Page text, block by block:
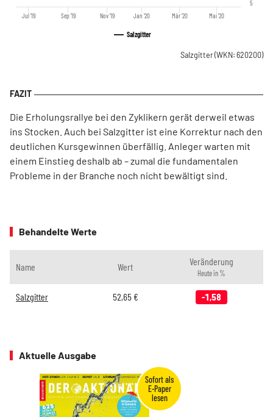
Salzgitter
Jul '19 Sep '19 Nov '19 Jan '20 Mär '20 Mai '20
5
Salzgitter(WKN: 620200)
Die Erholungsrallye bei den Zyklikern gerät derweil etwas
ins Stocken. Auch bei Salzgitter ist eine Korrektur nach den
deutlichen Kursgewinnen überfällig. Anleger warten mit
einem Einstieg deshalb ab – zumal die fundamentalen
Probleme in der Branche noch nicht bewältigt sind.
Behandelte Werte
Name Wert Veränderung
Heute in %
Salzgitter 52,65€ -1,58
Aktuelle Ausgabe